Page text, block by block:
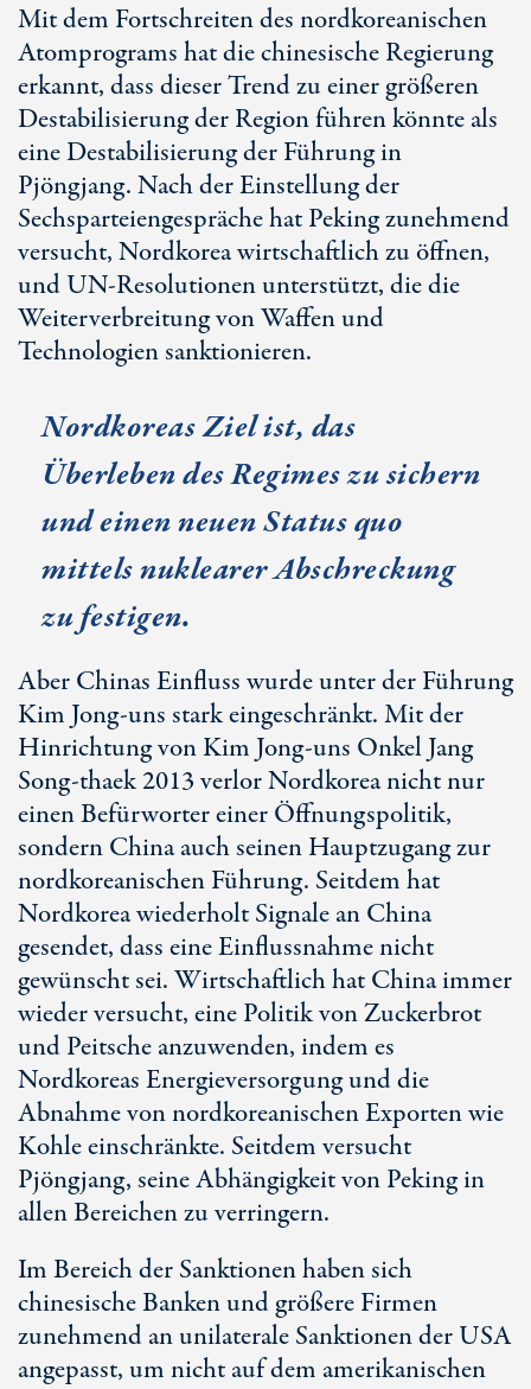
Mit dem Fortschreiten des nordkoreanischen
Atomprograms hat die chinesische Regierung
erkannt, dass dieser Trend zu einer größeren
Destabilisierung der Region führen könnte als
eine Destabilisierung der Führung in
Pjöngjang. Nach der Einstellung der
Sechsparteiengespräche hat Peking zunehmend
versucht, Nordkorea wirtschaftlich zu öffnen,
und UN-Resolutionen unterstützt, die die
Weiterverbreitung von Waffen und
Technologien sanktionieren.
Nordkoreas Ziel ist, das
Überleben des Regimes zu sichern
und einen neuen Status quo
mittels nuklearer Abschreckung
zu festigen.
Aber Chinas Einfluss wurde unter der Führung
Kim Jong-uns stark eingeschränkt. Mit der
Hinrichtung von Kim Jong-uns Onkel Jang
Song-thaek 2013 verlor Nordkorea nicht nur
einen Befürworter einer Öffnungspolitik,
sondern China auch seinen Hauptzugang zur
nordkoreanischen Führung. Seitdem hat
Nordkorea wiederholt Signale an China
gesendet, dass eine Einflussnahme nicht
gewünscht sei. Wirtschaftlich hat China immer
wieder versucht, eine Politik von Zuckerbrot
und Peitsche anzuwenden, indem es
Nordkoreas Energieversorgung und die
Abnahme von nordkoreanischen Exporten wie
Kohle einschränkte. Seitdem versucht
Pjöngjang, seine Abhängigkeit von Peking in
allen Bereichen zu verringern.
Im Bereich der Sanktionen haben sich
chinesische Banken und größere Firmen
zunehmend an unilaterale Sanktionen der USA
angepasst, um nicht auf dem amerikanischen